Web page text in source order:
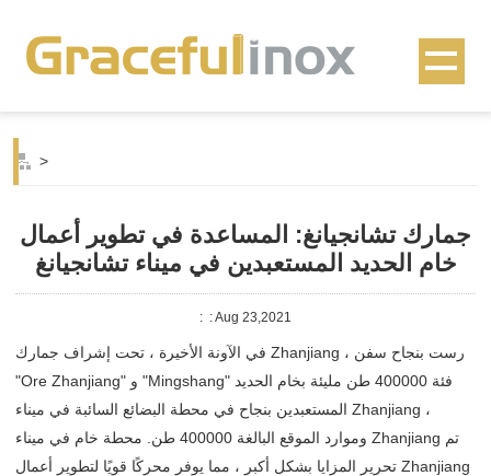
>
جمارك تشانجيانغ: المساعدة في تطوير أعمال
خام الحديد المستعبدين في ميناء تشانجيانغ
: : Aug 23,2021
في الآونة الأخيرة ، تحت إشراف جمارك Zhanjiang ، رست بنجاح سفن
"Ore Zhanjiang" و "Mingshang" فئة 400000 طن مليئة بخام الحديد
المستعبدين بنجاح في محطة البضائع السائبة في ميناء Zhanjiang ،
وموارد الموقع البالغة 400000 طن. محطة خام في ميناء Zhanjiang تم
تحرير المزايا بشكل أكبر ، مما يوفر محركًا قويًا لتطوير أعمال Zhanjiang